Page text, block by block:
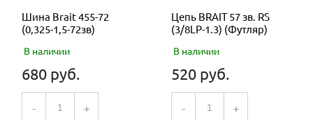
Шина Brait 455-72
(0,325-1,5-72зв)
В наличии
680 руб.
- +
Цепь BRAIT 57 зв. RS
(3/8LP-1.3) (Футляр)
В наличии
520 руб.
- +